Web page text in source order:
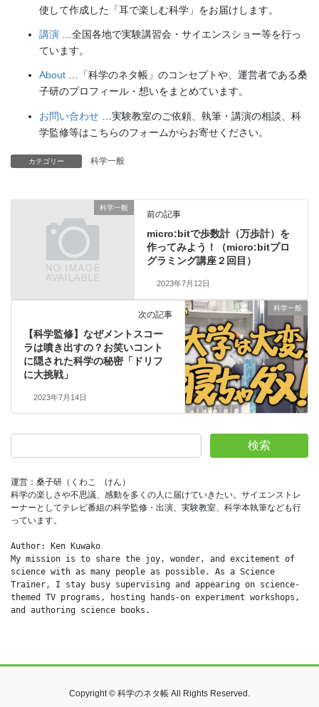
使して作成した「耳で楽しむ科学」をお届けします。
講演 …全国各地で実験講習会・サイエンスショー等を行っ
ています。
About …「科学のネタ帳」のコンセプトや、運営者である桑
子研のプロフィール・想いをまとめています。
お問い合わせ …実験教室のご依頼、執筆・講演の相談、科
学監修等はこちらのフォームからお寄せください。
カテゴリー 科学一般
科学一般
前の記事
micro:bitで歩数計（万歩計）を
作ってみよう！（micro:bitプロ
グラミング講座２回目）
2023年7月12日
科学一般
次の記事
【科学監修】なぜメントスコー
ラは噴き出すの？お笑いコント
に隠された科学の秘密「ドリフ
に大挑戦」
2023年7月14日
検索
運営：桑子研（くわこ　けん）
科学の楽しさや不思議、感動を多くの人に届けていきたい。サイエンストレ
ーナーとしてテレビ番組の科学監修・出演、実験教室、科学本執筆なども行
っています。
Author: Ken Kuwako
My mission is to share the joy, wonder, and excitement of
science with as many people as possible. As a Science
Trainer, I stay busy supervising and appearing on science-
themed TV programs, hosting hands-on experiment workshops,
and authoring science books.
Copyright © 科学のネタ帳 All Rights Reserved.